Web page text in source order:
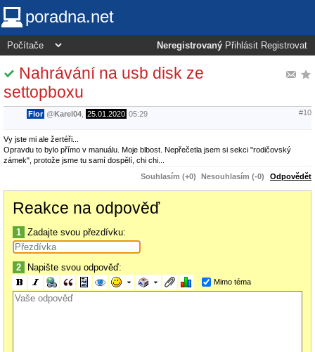
poradna.net
Neregistrovaný Přihlásit Registrovat
Nahrávání na usb disk ze
settopboxu
Flor @Karel04 25.01.2020 05:29 #10
Vy jste mi ale žertéři...
Opravdu to bylo přímo v manuálu. Moje blbost. Nepřečetla jsem si sekci "rodičovský
zámek", protože jsme tu samí dospělí, chi chi...
Souhlasím (+0)
Nesouhlasím (-0) Odpovědět
Reakce na odpověď
1 Zadajte svou přezdívku:
2 Napište svou odpověď:
Mimo téma